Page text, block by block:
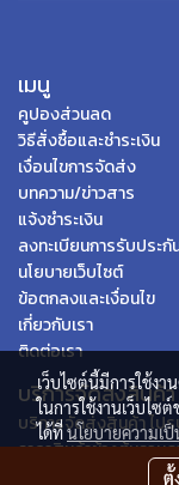
เมนู
คูปองส่วนลด
วิธีสั่งซื้อและชำระเงิน
เงื่อนไขการจัดส่ง
บทความ/ข่าวสาร
แจ้งชำระเงิน
ลงทะเบียนการรับประกั
นโยบายเว็บไซต์
ข้อตกลงและเงื่อนไข
เกี่ยวกับเรา
ติดต่อเรา
บริการจัดส่งสินค้า
บริการจัดส่งสินค้า ไป
ราคาสินค้าข้างต้นรวม
เว็บไซต์นี้มีการใช้ง
ในการใช้งานเว็บไซ
ได้ที่นโยบายความเ
ตั้